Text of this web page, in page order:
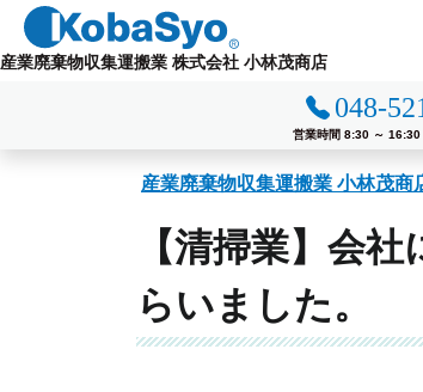
テ
産業廃棄物収集運搬業 株式会社 小林茂商店
048-
営業時間 8:30 ～ 16:30
産業廃棄物収集運搬業 小林茂商
【清掃業】会
らいました。